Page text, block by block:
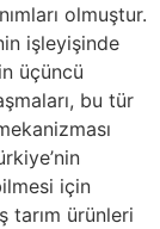
olmuştur.
işleyişinde
üçüncü
bu tür
için
tarım ürünleri